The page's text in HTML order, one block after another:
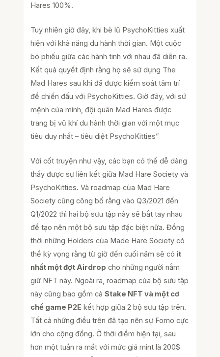
Hares 100%.
Tuy nhiên giờ đây, khi bè lũ PsychoKitties xuất
hiện với khả năng du hành thời gian. Một cuộc
bỏ phiếu giữa các hành tinh với nhau đã diễn ra.
Kết quả quyết định rằng họ sẽ sử dụng The
Mad Hares sau khi đã được kiểm soát tâm trí
để chiến đấu với PsychoKitties. Giờ đây, với sứ
mệnh của mình, đội quân Mad Hares được
trang bị vũ khí du hành thời gian với một mục
tiêu duy nhất – tiêu diệt PsychoKitties”
Với cốt truyện như vậy, các bạn có thể dễ dàng
thấy được sự liên kết giữa Mad Hare Society và
PsychoKitties. Và roadmap của Mad Hare
Society cũng công bố rằng vào Q3/2021 đến
Q1/2022 thì hai bộ sưu tập này sẽ bắt tay nhau
để tạo nên một bộ sưu tập đặc biệt nữa. Đồng
thời những Holders của Made Hare Society có
thể kỳ vọng rằng từ giờ đến cuối năm sẽ có ít
nhất một đợt Airdrop cho những người nắm
giữ NFT này. Ngoài ra, roadmap của bộ sưu tập
này cũng bao gồm cảStake NFT và một cơ
chế game P2E kết hợp giữa 2 bộ sưu tập trên.
Tất cả những điều trên đã tạo nên sự Fomo cực
lớn cho cộng đồng. Ở thời điểm hiện tại, sau
hơn một tuần ra mắt với mức giá mint là 200$